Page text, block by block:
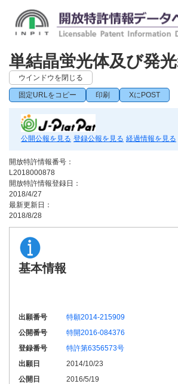
単結晶蛍光体及び発
ウインドウを閉じる
固定URLをコピー 印刷 XにPOST
公開公報を見る 登録公報を見る 経過情報を見る
開放特許情報番号：
L2018000878
開放特許情報登録日：
2018/4/27
最新更新日：
2018/8/28
基本情報
出願番号
特願2014-215909
公開番号
特開2016-084376
登録番号
特許第6356573号
出願日
2014/10/23
公開日
2016/5/19